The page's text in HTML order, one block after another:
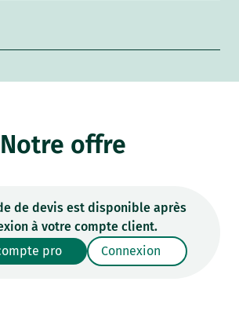
Notre offre
de devis est disponible après
à votre compte client.
pro
Connexion